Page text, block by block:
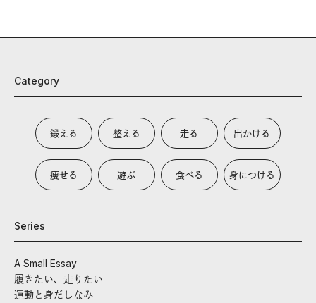
Category
鍛える 整える 走る 出かける
痩せる 遊ぶ 食べる 身につける
Series
A Small Essay
履きたい、走りたい
運動と身だしなみ